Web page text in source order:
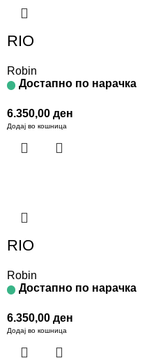
RIO
Robin
Достапно по нарачка
6.350,00 ден
Додај во кошница
RIO
Robin
Достапно по нарачка
6.350,00 ден
Додај во кошница